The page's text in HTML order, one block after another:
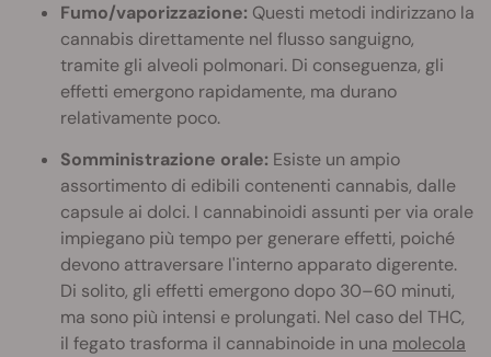
Fumo/vaporizzazione: Questi metodi indirizzano la
cannabis direttamente nel flusso sanguigno,
tramite gli alveoli polmonari. Di conseguenza, gli
effetti emergono rapidamente, ma durano
relativamente poco.
Somministrazione orale: Esiste un ampio
assortimento di edibili contenenti cannabis, dalle
capsule ai dolci. I cannabinoidi assunti per via orale
impiegano più tempo per generare effetti, poiché
devono attraversare l'interno apparato digerente.
Di solito, gli effetti emergono dopo 30–60 minuti,
ma sono più intensi e prolungati. Nel caso del THC,
il fegato trasforma il cannabinoide in una molecola